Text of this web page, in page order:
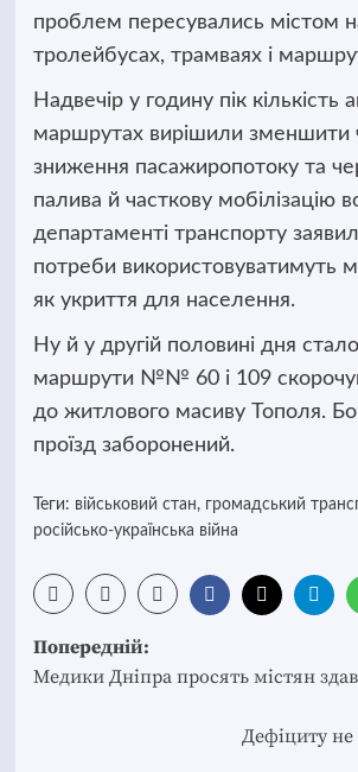
проблем пересувались містом
тролейбусах, трамваях і
Надвечір у годину пік кількість
маршрутах вирішили зменшити
зниження пасажиропотоку та
палива й часткову мобілізацію
департаменті транспорту
потреби використовуватимуть
як укриття для населення.
Ну й у другій половині дня
маршрути №№ 60 і 109
до житлового масиву Тополя.
проїзд заборонений.
Теги: військовий стан, громадський
російсько-українська війна
Post
navigation
Попередній:
Медики Дніпра просять містян
Дефіциту не